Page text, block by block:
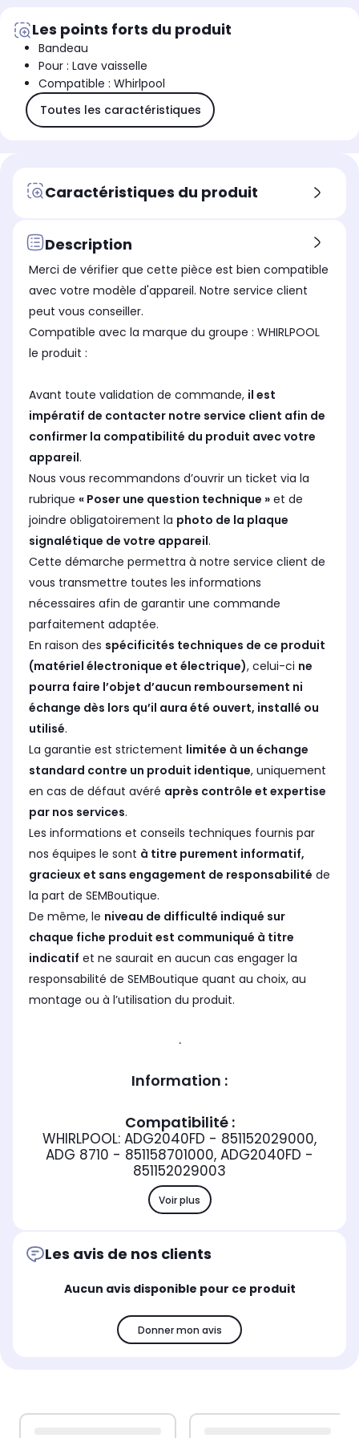
Les points forts du produit
Bandeau
Pour : Lave vaisselle
Compatible : Whirlpool
Toutes les caractéristiques
Caractéristiques du produit
Description
Merci de vérifier que cette pièce est bien compatible
avec votre modèle d'appareil. Notre service client
peut vous conseiller.
Compatible avec la marque du groupe : WHIRLPOOL
le produit :
Avant toute validation de commande, il est
impératif de contacter notre service client afin de
confirmer la compatibilité du produit avec votre
appareil.
Nous vous recommandons d’ouvrir un ticket via la
rubrique « Poser une question technique » et de
joindre obligatoirement la photo de la plaque
signalétique de votre appareil.
Cette démarche permettra à notre service client de
vous transmettre toutes les informations
nécessaires afin de garantir une commande
parfaitement adaptée.
En raison des spécificités techniques de ce produit
(matériel électronique et électrique), celui-ci ne
pourra faire l’objet d’aucun remboursement ni
échange dès lors qu’il aura été ouvert, installé ou
utilisé.
La garantie est strictement limitée à un échange
standard contre un produit identique, uniquement
en cas de défaut avéré après contrôle et expertise
par nos services.
Les informations et conseils techniques fournis par
nos équipes le sont à titre purement informatif,
gracieux et sans engagement de responsabilité de
la part de SEMBoutique.
De même, le niveau de difficulté indiqué sur
chaque fiche produit est communiqué à titre
indicatif et ne saurait en aucun cas engager la
responsabilité de SEMBoutique quant au choix, au
montage ou à l’utilisation du produit.
.
Information :
Compatibilité :
WHIRLPOOL: ADG2040FD - 851152029000,
ADG 8710 - 851158701000, ADG2040FD -
851152029003
Voir plus
Les avis de nos clients
Aucun avis disponible pour ce produit
Donner mon avis